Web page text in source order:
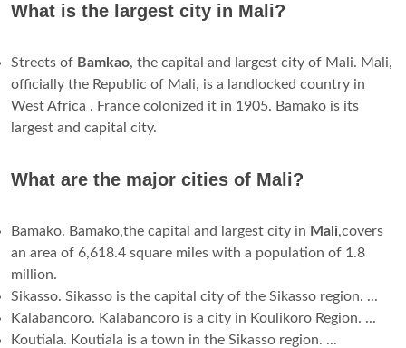
What is the largest city in Mali?
Streets of Bamkao, the capital and largest city of Mali. Mali,
officially the Republic of Mali, is a landlocked country in
West Africa . France colonized it in 1905. Bamako is its
largest and capital city.
What are the major cities of Mali?
Bamako. Bamako,the capital and largest city in Mali,covers
an area of 6,618.4 square miles with a population of 1.8
million.
Sikasso. Sikasso is the capital city of the Sikasso region. ...
Kalabancoro. Kalabancoro is a city in Koulikoro Region. ...
Koutiala. Koutiala is a town in the Sikasso region. ...